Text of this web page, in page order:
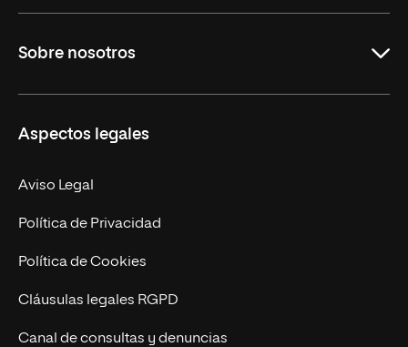
Derecho
Empresa
MBA
Marketing y Comunicación
Ingeniería
Diseño
Ciencias de la Salud
Sobre nosotros
Nuestro Equipo
Contacto
Aspectos legales
Aviso Legal
Política de Privacidad
Política de Cookies
Cláusulas legales RGPD
Canal de consultas y denuncias